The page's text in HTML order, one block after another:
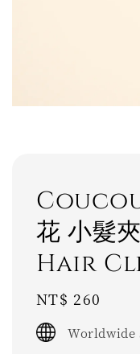
花 小髮
Hair
Regular
price
NT$ 260
Worldwide